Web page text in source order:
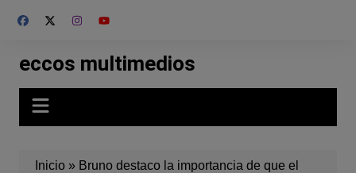
eccos multimedios
Inicio» Bruno destaco la importancia de que el